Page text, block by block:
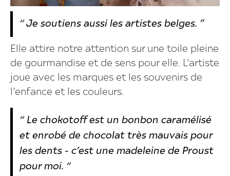
“ Je soutiens aussi les artistes belges. ”
Elle attire notre attention sur une toile pleine
de gourmandise et de sens pour elle. L’artiste
joue avec les marques et les souvenirs de
l’enfance et les couleurs.
“ Le chokotoff est un bonbon caramélisé
et enrobé de chocolat très mauvais pour
les dents - c’est une madeleine de Proust
pour moi. “